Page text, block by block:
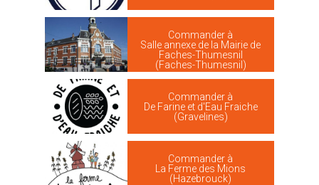
Commander à
Salle annexe de la Mairie de
Faches-Thumesnil
(Faches-Thumesnil)
Commander à
De Farine et d'Eau Fraiche
(Gravelines)
Commander à
La Ferme des Mions
(Hazebrouck)